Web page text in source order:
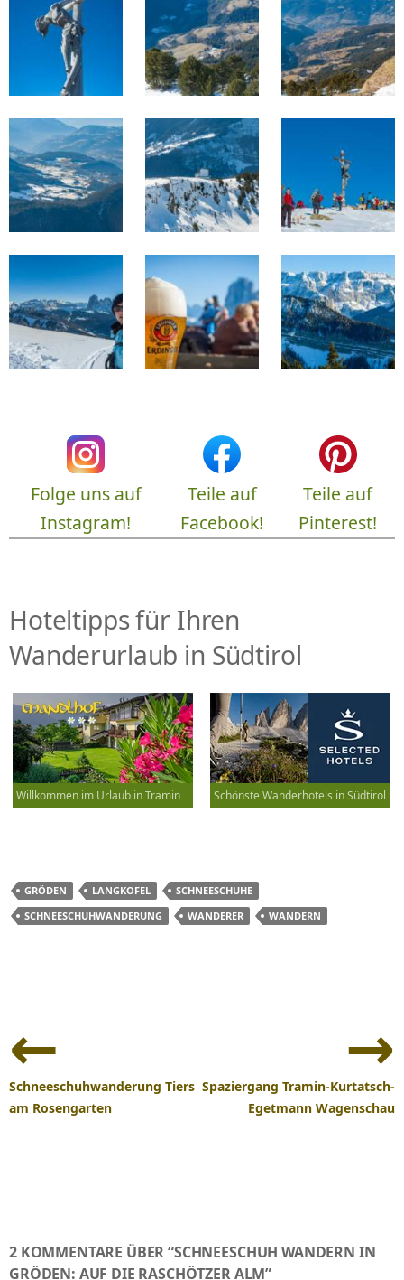
Folge uns auf
Instagram!
Teile auf
Facebook!
Teile auf
Pinterest!
Hoteltipps für Ihren
Wanderurlaub in Südtirol
Willkommen im Urlaub in Tramin Schönste Wanderhotels in Südtirol
GRÖDEN LANGKOFEL
SCHNEESCHUHE
SCHNEESCHUHWANDERUNG
WANDERER WANDERN
Navigation
Schneeschuhwanderung Tiers
am Rosengarten
Spaziergang Tramin-Kurtatsch-
Egetmann Wagenschau
2 KOMMENTARE ÜBER “SCHNEESCHUH WANDERN IN
GRÖDEN: AUF DIE RASCHÖTZER ALM”